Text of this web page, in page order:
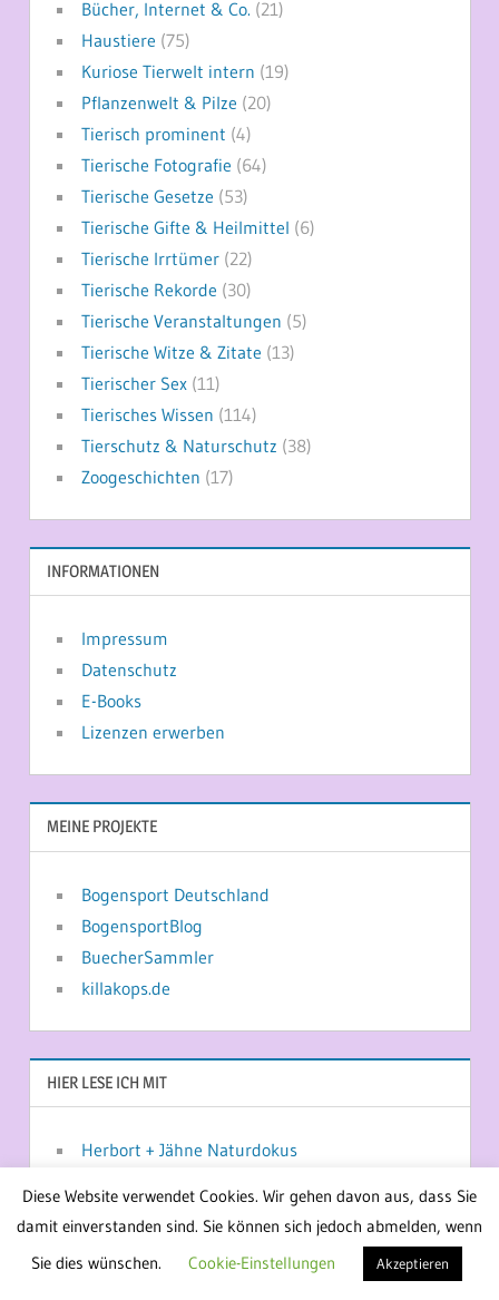
Bücher, Internet & Co. (21)
Haustiere (75)
Kuriose Tierwelt intern (19)
Pflanzenwelt & Pilze (20)
Tierisch prominent (4)
Tierische Fotografie (64)
Tierische Gesetze (53)
Tierische Gifte & Heilmittel (6)
Tierische Irrtümer(22)
Tierische Rekorde (30)
Tierische Veranstaltungen (5)
Tierische Witze & Zitate (13)
Tierischer Sex(11)
Tierisches Wissen (114)
Tierschutz & Naturschutz (38)
Zoogeschichten (17)
INFORMATIONEN
Impressum
Datenschutz
E-Books
Lizenzen erwerben
MEINE PROJEKTE
Bogensport Deutschland
BogensportBlog
BuecherSammler
killakops.de
HIER LESE ICH MIT
Herbort + Jähne Naturdokus
Diese Website verwendet Cookies. Wir gehen davon aus, dass Sie
damit einverstanden sind. Sie können sich jedoch abmelden, wenn
Sie dies wünschen.
Cookie-Einstellungen Akzeptieren